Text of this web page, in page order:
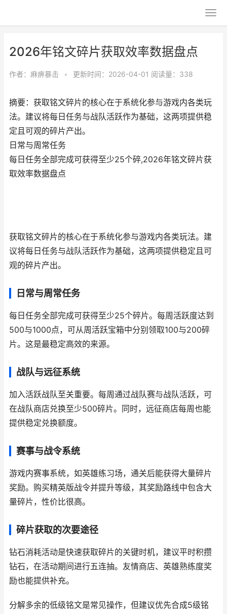
2026年铭文碎片获取效率数据盘点
作者： 麻痹暴击 • 更新时间：2026-04-01 阅读量：338
摘要：获取铭文碎片的核心在于系统化参与游戏内各类玩
法。建议将每日任务与战队活跃作为基础，这两项提供稳
定且可观的碎片产出。
日常与周常任务
每日任务全部完成可获得至少25个碎,2026年铭文碎片获
取效率数据盘点
获取铭文碎片的核心在于系统化参与游戏内各类玩法。建
议将每日任务与战队活跃作为基础，这两项提供稳定且可
观的碎片产出。
日常与周常任务
每日任务全部完成可获得至少25个碎片。每周活跃度达到
500与1000点，可从周活跃宝箱中分别领取100与200碎
片。这是最稳定高效的来源。
战队与远征系统
加入活跃战队至关重要。每周通过战队赛与战队活跃，可
在战队商店兑换至少500碎片。同时，远征商店每周也能
提供稳定兑换额度。
赛事与战令系统
游戏内赛事系统，如英雄练习场，通关后能获得大量碎片
奖励。购买精英版战令并提升等级，其奖励路线中包含大
量碎片，性价比很高。
碎片获取的次要途径
钻石消耗活动是快速获取碎片的关键时机，建议平时积攒
钻石，在活动期间进行五连抽。友情商店、英雄熟练度奖
励也能提供补充。
分解多余的低级铭文是常见操作，但建议优先合成5级铭